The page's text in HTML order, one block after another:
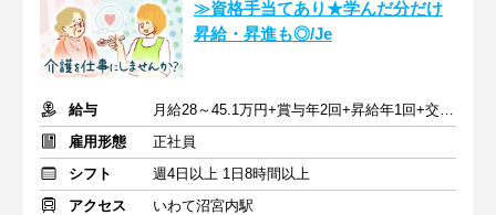
≫資格手当てあり★学んだ分だけ
昇給・昇進も◎/Je
給与
月給28～45.1万円+賞与年2回+昇給年1回+交通費全額
雇用形態
正社員
シフト
週4日以上 1日8時間以上
アクセス
いわて沼宮内駅